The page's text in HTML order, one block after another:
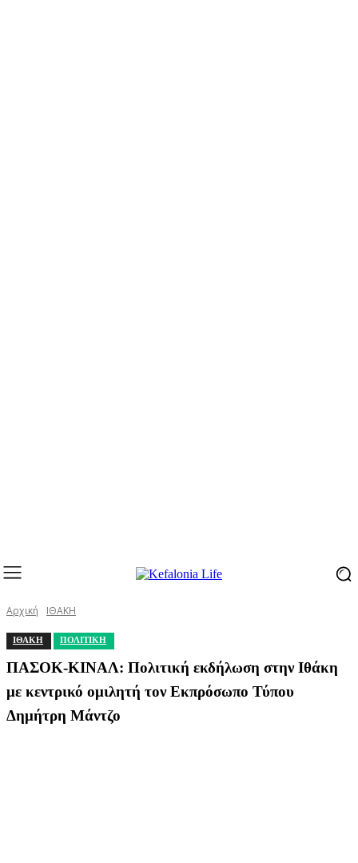
Αρχική ΙΘΑΚΗ
ΙΘΑΚΗ ΠΟΛΙΤΙΚΗ
ΠΑΣΟΚ-ΚΙΝΑΛ: Πολιτική εκδήλωση στην Ιθάκη
με κεντρικό ομιλητή τον Εκπρόσωπο Τύπου
Δημήτρη Μάντζο